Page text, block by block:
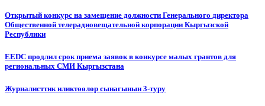
Открытый конкурс на замещение должности Генерального директора
Общественной телерадиовещательной корпорации Кыргызской
Республики
EEDC продлил срок приема заявок в конкурсе малых грантов для
региональных СМИ Кыргызстана
Журналисттик иликтөөлөр сынагынын 3-туру